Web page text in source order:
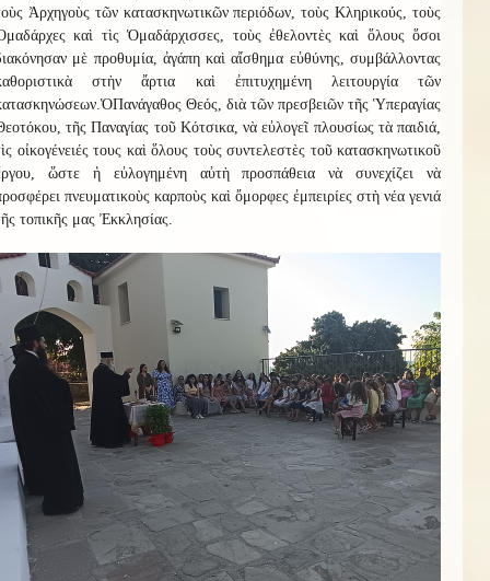
Ἀρχηγοὺς τῶν κατασκηνωτικῶν περιόδων, τοὺς Κληρικούς, τοὺς
καὶ τὶς Ὁμαδάρχισσες, τοὺς ἐθελοντὲς καὶ ὅλους ὅσοι
μὲ προθυμία, ἀγάπη καὶ αἴσθημα εὐθύνης, συμβάλλοντας
στὴν ἄρτια καὶ ἐπιτυχημένη λειτουργία τῶν
ὉΠανάγαθος Θεός, διὰ τῶν πρεσβειῶν τῆς Ὑπεραγίας
τῆς Παναγίας τοῦ Κότσικα, νὰ εὐλογεῖ πλουσίως τὰ παιδιά,
οἰκογένειές τους καὶ ὅλους τοὺς συντελεστὲς τοῦ κατασκηνωτικοῦ
ὥστε ἡ εὐλογημένη αὐτὴ προσπάθεια νὰ συνεχίζει νὰ
πνευματικοὺς καρποὺς καὶ ὄμορφες ἐμπειρίες στὴ νέα γενιά
τοπικῆς μας Ἐκκλησίας.